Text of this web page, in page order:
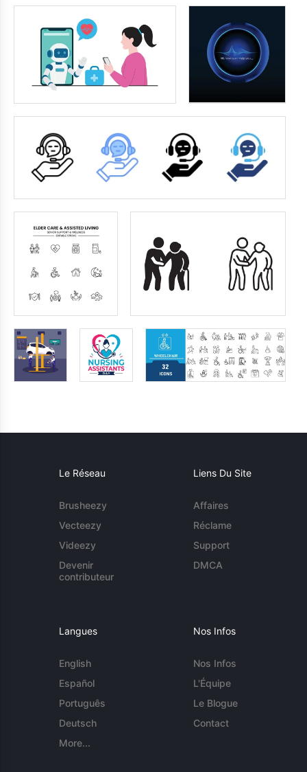
Le Réseau
Brusheezy
Vecteezy
Videezy
Devenir
contributeur
Liens Du Site
Affaires
Réclame
Support
DMCA
Langues
English
Español
Português
Deutsch
More...
Nos Infos
Nos Infos
L'Équipe
Le Blogue
Contact